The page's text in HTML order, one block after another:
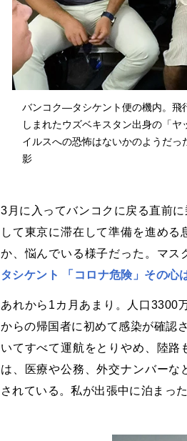
バンコク―タシケント便の機内。飛
しまれたウズベキスタン出身の「
イルスへの恐怖はないかのようだ
影
3月に入ってバンコクに戻る直前
して東京に滞在して準備を進め
か、悩んでいる様子だった。マス
タシケント 「コロナ危険」その心
あれから1カ月あまり。人口3300
からの帰国者に初めて感染が確認
いてすべて運航をとりやめ、陸
は、医療や公務、外交ナンバーな
されている。私が出張中に泊まっ